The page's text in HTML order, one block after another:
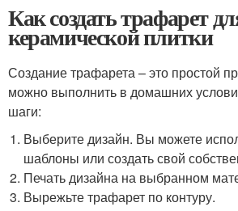
Как создать трафарет
керамической плитки
Создание трафарета – это простой
можно выполнить в домашних
шаги:
Выберите дизайн. Вы можете
шаблоны или создать свой
Печать дизайна на выбранном
Вырежьте трафарет по контуру.